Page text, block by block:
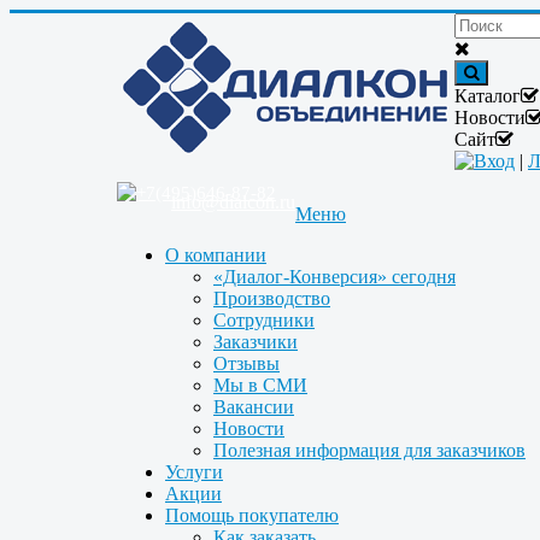
Каталог
Новости
Сайт
Вход |
Меню
О компании
«Диалог-Конверсия» сегодня
Производство
Сотрудники
Заказчики
Отзывы
Мы в СМИ
Вакансии
Новости
Полезная информация для заказчиков
Услуги
Акции
Помощь покупателю